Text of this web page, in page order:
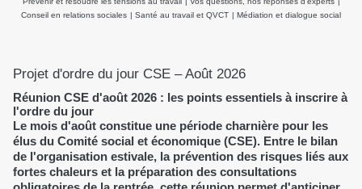
Conseil en relations sociales | Santé au travail et QVCT | Médiation et dialogue social
Projet d'ordre du jour CSE – Août 2026
Réunion CSE d'août 2026 : les points essentiels à inscrire à
l'ordre du jour
Le mois d'août constitue une période charnière pour les
élus du Comité social et économique (CSE). Entre le bilan
de l'organisation estivale, la prévention des risques liés aux
fortes chaleurs et la préparation des consultations